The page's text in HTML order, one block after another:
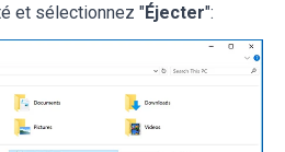
et sélectionnez "Éjecter":